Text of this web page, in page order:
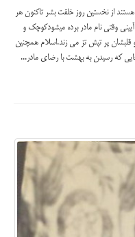
از نخستین روز خلقت بشر تاکنون هر
وقتی نام مادر برده میشودکوچک و
پر تپش تز می زند.اسلام همچنین
که رسیدن به بهشت با رضای مادر...